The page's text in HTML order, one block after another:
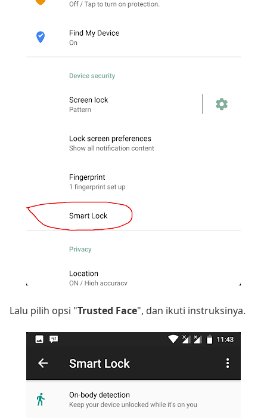
Lalu pilih opsi "Trusted Face", dan ikuti instruksinya.